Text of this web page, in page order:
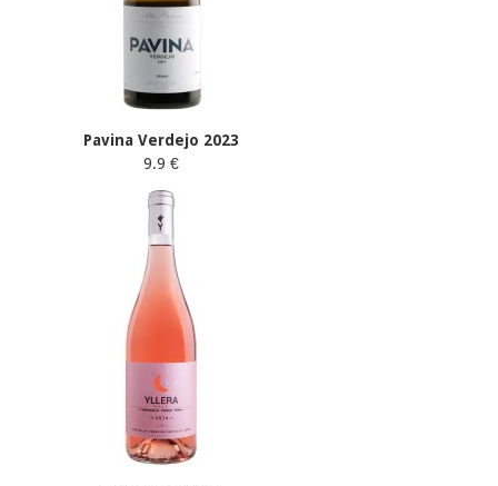
Pavina Verdejo 2023
9.9 €